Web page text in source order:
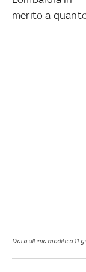
merito a
Data ultima modifica 11